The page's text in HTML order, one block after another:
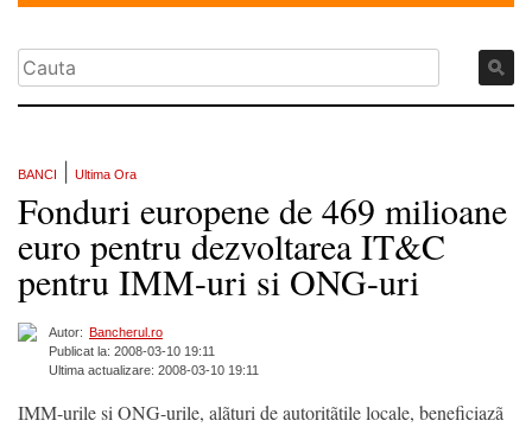
BANCI Ultima Ora
Fonduri europene de 469 milioane
euro pentru dezvoltarea IT&C
pentru IMM-uri si ONG-uri
Autor: Bancherul.ro
Publicat la: 2008-03-10 19:11
Ultima actualizare: 2008-03-10 19:11
IMM-urile si ONG-urile, alãturi de autoritãtile locale, beneficiazã